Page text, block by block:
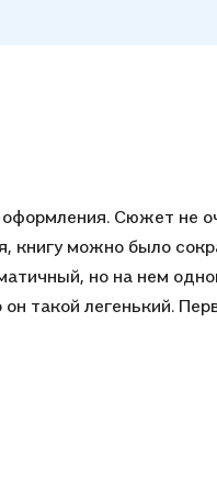
Сюжет не
книгу можно было
но на нем
такой легенький.
то не понятное